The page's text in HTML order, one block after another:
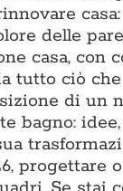
delle
casa, con
tutto ciò
di un
bagno: